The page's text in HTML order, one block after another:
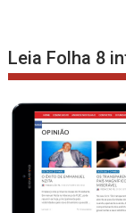
Leia Folha 8